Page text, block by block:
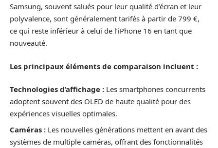
Samsung, souvent salués pour leur qualité d’écran et leur
polyvalence, sont généralement tarifés à partir de 799 €,
ce qui reste inférieur à celui de l’iPhone 16 en tant que
nouveauté.
Les principaux éléments de comparaison incluent :
Technologies d’affichage : Les smartphones concurrents
adoptent souvent des OLED de haute qualité pour des
expériences visuelles optimales.
Caméras : Les nouvelles générations mettent en avant des
systèmes de multiple caméras, offrant des fonctionnalités